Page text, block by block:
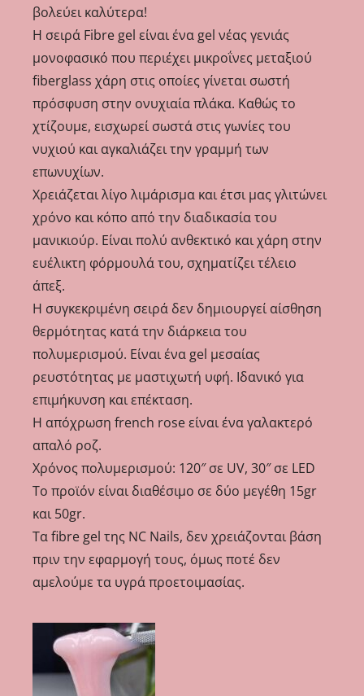
βολεύει καλύτερα!
Η σειρά Fibre gel είναι ένα gel νέας γενιάς
μονοφασικό που περιέχει μικροΐνες μεταξιού
fiberglass χάρη στις οποίες γίνεται σωστή
πρόσφυση στην ονυχιαία πλάκα. Καθώς το
χτίζουμε, εισχωρεί σωστά στις γωνίες του
νυχιού και αγκαλιάζει την γραμμή των
επωνυχίων.
Χρειάζεται λίγο λιμάρισμα και έτσι μας γλιτώνει
χρόνο και κόπο από την διαδικασία του
μανικιούρ. Είναι πολύ ανθεκτικό και χάρη στην
ευέλικτη φόρμουλά του, σχηματίζει τέλειο
άπεξ.
Η συγκεκριμένη σειρά δεν δημιουργεί αίσθηση
θερμότητας κατά την διάρκεια του
πολυμερισμού. Είναι ένα gel μεσαίας
ρευστότητας με μαστιχωτή υφή. Ιδανικό για
επιμήκυνση και επέκταση.
Η απόχρωση french rose είναι ένα γαλακτερό
απαλό ροζ.
Χρόνος πολυμερισμού: 120″ σε UV, 30″ σε LED
Το προϊόν είναι διαθέσιμο σε δύο μεγέθη 15gr
και 50gr.
Τα fibre gel της NC Nails, δεν χρειάζονται βάση
πριν την εφαρμογή τους, όμως ποτέ δεν
αμελούμε τα υγρά προετοιμασίας.